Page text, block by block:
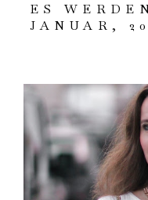
ES
JANUAR,